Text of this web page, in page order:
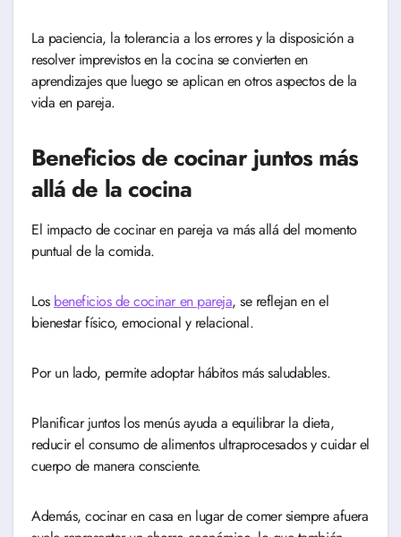
La paciencia, la tolerancia a los errores y la disposición a
resolver imprevistos en la cocina se convierten en
aprendizajes que luego se aplican en otros aspectos de la
vida en pareja.
Beneficios de cocinar juntos más
allá de la cocina
El impacto de cocinar en pareja va más allá del momento
puntual de la comida.
Los beneficios de cocinar en pareja, se reflejan en el
bienestar físico, emocional y relacional.
Por un lado, permite adoptar hábitos más saludables.
Planificar juntos los menús ayuda a equilibrar la dieta,
reducir el consumo de alimentos ultraprocesados y cuidar el
cuerpo de manera consciente.
Además, cocinar en casa en lugar de comer siempre afuera